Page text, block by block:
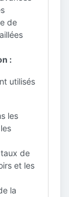
de
:
utilisés
les
de
et les
la